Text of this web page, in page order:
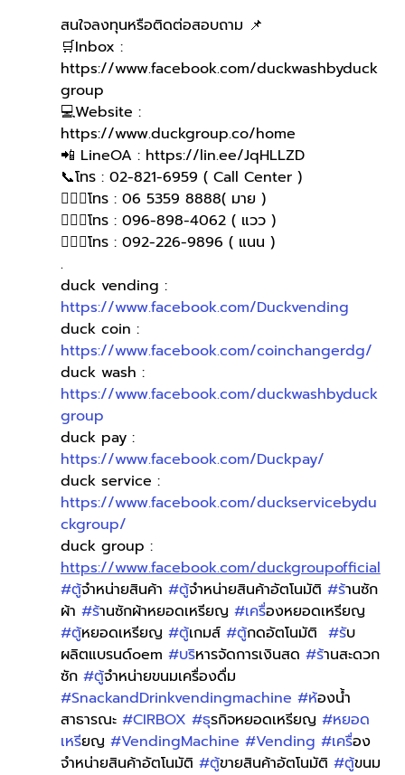
สนใจลงทุนหรือติดต่อสอบถาม 📌
🛒Inbox :
https://www.facebook.com/duckwashbyduck
group
💻Website :
https://www.duckgroup.co/home
📲 LineOA : https://lin.ee/JqHLLZD
📞โทร : 02-821-6959 ( Call Center )
🙋🏻‍♀️โทร : 06 5359 8888( มาย )
🙋🏻‍♀โทร : 096-898-4062 ( แวว )
🙋🏻‍♀️โทร : 092-226-9896 ( แนน )
.
duck vending :
https://www.facebook.com/Duckvending
duck coin :
https://www.facebook.com/coinchangerdg/
duck wash :
https://www.facebook.com/duckwashbyduck
group
duck pay :
https://www.facebook.com/Duckpay/
duck service :
https://www.facebook.com/duckservicebydu
ckgroup/
duck group :
https://www.facebook.com/duckgroupofficial
#ตู้จำหน่ายสินค้า #ตู้จำหน่ายสินค้าอัตโนมัติ #ร้านซัก
ผ้า #ร้านซักผ้าหยอดเหรียญ #เครื่องหยอดเหรียญ
#ตู้หยอดเหรียญ #ตู้เกมส์ #ตู้กดอัตโนมัติ #รับ
ผลิตแบรนด์oem #บริหารจัดการเงินสด #ร้านสะดวก
ซัก #ตู้จำหน่ายขนมเครื่องดื่ม
#SnackandDrinkvendingmachine #ห้องน้ำ
สาธารณะ #CIRBOX #ธุรกิจหยอดเหรียญ #หยอด
เหรียญ #VendingMachine #Vending #เครื่อง
จำหน่ายสินค้าอัตโนมัติ #ตู้ขายสินค้าอัตโนมัติ #ตู้ขนม